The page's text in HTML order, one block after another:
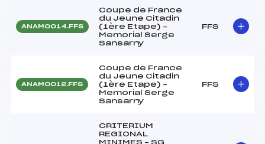
ANAM0014.FFS
Coupe de France
du Jeune Citadin
(1ère Etape) –
Memorial Serge
Sansarny
FFS
ANAM0012.FFS
Coupe de France
du Jeune Citadin
(1ère Etape) –
Memorial Serge
Sansarny
FFS
CRITERIUM
REGIONAL
MINIMES – SG